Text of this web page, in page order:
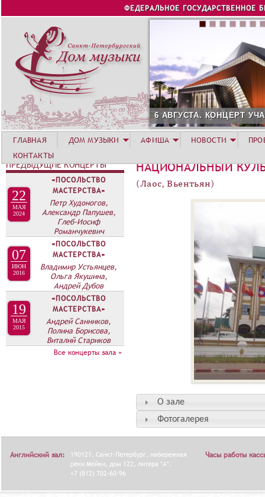
Jump to navigation
ФЕДЕРАЛЬНОЕ ГОСУДАРСТВЕННОЕ
6 АВГУСТА. КОНЦЕРТ
НАЦИОНАЛЬНЫЙ
(Лаос, Вьентьян)
О зале
Фотогалерея
ГЛАВНАЯ ДОМ МУЗЫКИ АФИША НОВОСТИ
КОНТАКТЫ
ПРЕДЫДУЩИЕ КОНЦЕРТЫ
22
МАЯ
2024
«ПОСОЛЬСТВО
МАСТЕРСТВА»
Петр Худоногов,
Александр Папушев,
Глеб-Иосиф
Романчукевич
07
ИЮН
2016
«ПОСОЛЬСТВО
МАСТЕРСТВА»
Владимир Устьянцев,
Ольга Якушина,
Андрей Дубов
19
МАЯ
2015
«ПОСОЛЬСТВО
МАСТЕРСТВА»
Андрей Санников,
Полина Борисова,
Виталий Стариков
Все концерты зала »
Английский зал:
190121, Санкт-Петербург, набережная
реки Мойки, дом 122, литера "А".
+7 (812) 702-60-96
Часы работы